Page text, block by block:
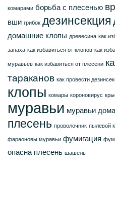
комарами борьба с плесенью
вши грибок дезинсекция
домашние клопы древесина как
запаха как избавиться от клопов как
муравьев как избавиться от плесени
тараканов как провести
клопы комары короновирус
муравьи муравьи дома
плесень проволочник пылевой
фараоновы муравьи фумигация
опасна плесень шашель